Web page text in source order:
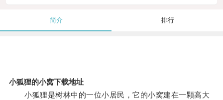
简介 排行
小狐狸的小窝下载地址
小狐狸是树林中的一位小居民，它的小窝建在一颗高大